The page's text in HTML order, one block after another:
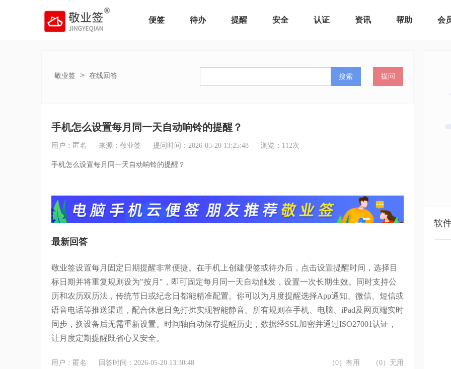
便签 待办 提醒 安全 认证 资讯 帮助 会
敬业签 > 在线回答 搜索 提问
手机怎么设置每月同一天自动响铃的提醒？
用户：匿名 来源：敬业签 提问时间：2026-05-20 13:25:48 浏览： 112次
手机怎么设置每月同一天自动响铃的提醒？
最新回答
敬业签设置每月固定日期提醒非常便捷。在手机上创建便签或待办后，点击设置提醒时间，选择目
标日期并将重复规则设为"按月 " ，即可固定每月同一天自动触发，设置一次长期生效。同时支持公
历和农历双历法，传统节日或纪念日都能精准配置。你可以为月度提醒选择App通知、微信、短信或
语音电话等推送渠道，配合休息日免打扰实现智能静音。所有规则在手机、电脑、 iPad及网页端实时
同步，换设备后无需重新设置。时间轴自动保存提醒历史，数据经SSL加密并通过ISO27001认证，
让月度定期提醒既省心又安全。
用户：匿名 回答时间：2026-05-20 13:30:48 （0）有用 （0）无用
软